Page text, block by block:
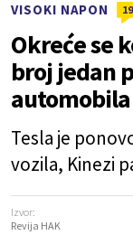
VISOKI NAPON 19
Okreće se
broj jedan
automobila
Tesla je
vozila, Kinezi
Izvor:
Revija HAK